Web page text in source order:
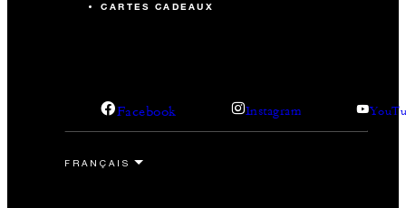
CARTES CADEAUX
Facebook Instagram